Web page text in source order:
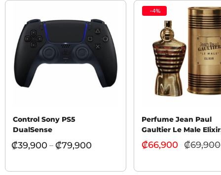
Control Sony PS5
DualSense
₡39,900 – ₡79,900
-4%
Perfume Jean Paul
Gaultier Le Male Elixir
Hombre 100ml
₡66,900 ₡69,900